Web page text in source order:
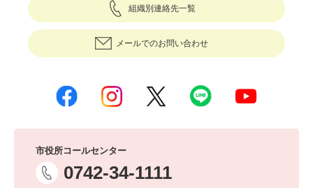
組織別連絡先一覧
メールでのお問い合わせ
市役所コールセンター
0742-34-1111